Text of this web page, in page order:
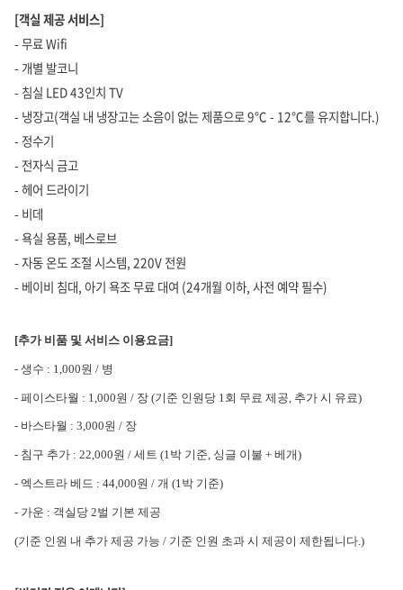
[객실 제공 서비스]
- 무료 Wifi
- 개별 발코니
- 침실 LED 43인치 TV
- 냉장고(객실 내 냉장고는 소음이 없는 제품으로 9℃ - 12℃를 유지합니다.)
- 정수기
- 전자식 금고
- 헤어 드라이기
- 비데
- 욕실 용품, 베스로브
- 자동 온도 조절 시스템, 220V 전원
- 베이비 침대, 아기 욕조 무료 대여 (24개월 이하, 사전 예약 필수)
[추가 비품 및 서비스 이용요금]
- 생수 : 1,000원 / 병
- 페이스타월 : 1,000원 / 장 (기준 인원당 1회 무료 제공, 추가 시 유료)
- 바스타월 : 3,000원 / 장
- 침구 추가 : 22,000원 / 세트 (1박 기준, 싱글 이불 + 베개)
- 엑스트라 베드 : 44,000원 / 개 (1박 기준)
- 가운 : 객실당 2벌 기본 제공
(기준 인원 내 추가 제공 가능 / 기준 인원 초과 시 제공이 제한됩니다.)